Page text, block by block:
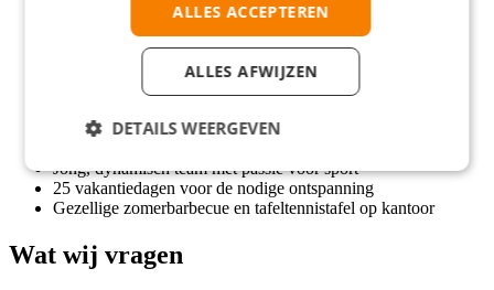
Flexibele werktijden voor een goede werk-privébalans
Creatieve vrijheid in wereldwijde projecten
Inspirerende werksfeer met sportieve teamuitjes
Personeelskorting op sportartikelen
van je ervaring
Jong, dynamisch team met passie voor sport
25 vakantiedagen voor de nodige ontspanning
Gezellige zomerbarbecue en tafeltennistafel op kantoor
Wat wij vragen
ALLES ACCEPTEREN
ALLES AFWIJZEN
DETAILS WEERGEVEN